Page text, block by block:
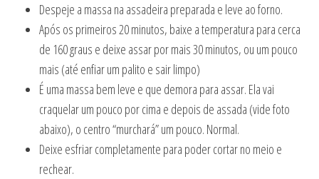
Despeje a massa na assadeira preparada e leve ao forno.
Após os primeiros 20 minutos, baixe a temperatura para cerca
de 160 graus e deixe assar por mais 30 minutos, ou um pouco
mais (até enfiar um palito e sair limpo)
É uma massa bem leve e que demora para assar. Ela vai
craquelar um pouco por cima e depois de assada (vide foto
abaixo), o centro “murchará” um pouco. Normal.
Deixe esfriar completamente para poder cortar no meio e
rechear.